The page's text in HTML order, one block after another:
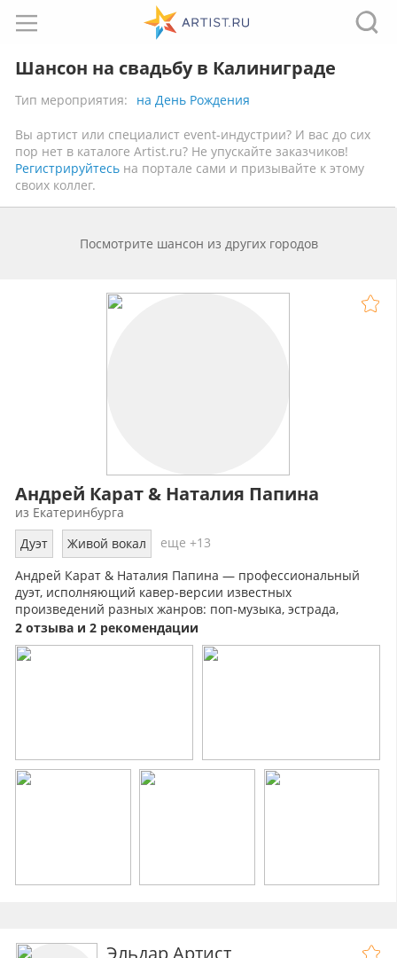
Шансон на свадьбу в Калиниграде
Тип мероприятия: на День Рождения
Вы артист или специалист event-индустрии? И вас до сих
пор нет в каталоге Artist.ru? Не упускайте заказчиков!
Регистрируйтесь на портале сами и призывайте к этому
своих коллег.
Посмотрите шансон из других городов
Андрей Карат & Наталия Папина
из Екатеринбурга
Дуэт
Живой вокал
еще +13
Андрей Карат & Наталия Папина — профессиональный
дуэт, исполняющий кавер-версии известных
произведений разных жанров: поп-музыка, эстрада,
шансон, а также авторских проиведений.
2 отзыва и 2 рекомендации
Эльдар Артист